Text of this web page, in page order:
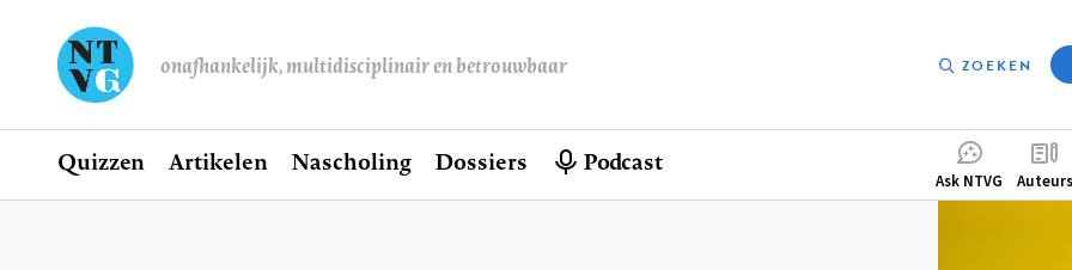
onafhankelijk, multidisciplinair en betrouwbaar ZOEKEN
Hoofdnavigatie
Home
Quizzen Artikelen Nascholing Dossiers Podcast
Ask NTVG Auteurs